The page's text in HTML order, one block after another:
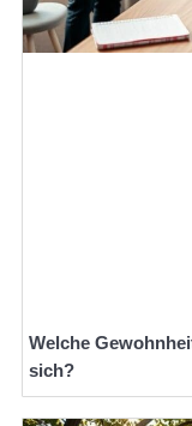
Welche
sich?